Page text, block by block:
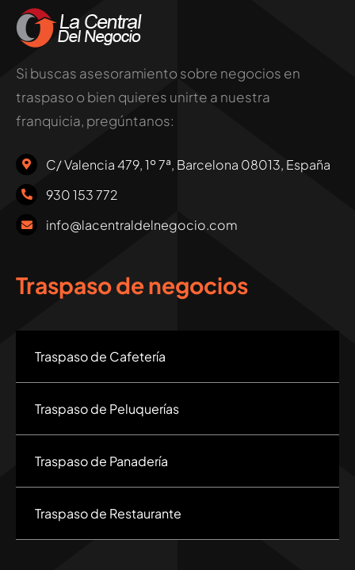
Si buscas asesoramiento sobre negocios en
traspaso o bien quieres unirte a nuestra
franquicia, pregúntanos:
C/ Valencia 479, 1º 7ª, Barcelona 08013, España
930 153 772
info@lacentraldelnegocio.com
Traspaso de negocios
Traspaso de Cafetería
Traspaso de Peluquerías
Traspaso de Panadería
Traspaso de Restaurante